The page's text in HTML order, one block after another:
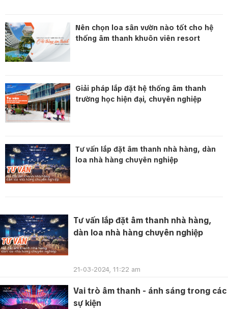
Nên chọn loa sân vườn nào tốt cho hệ
thống âm thanh khuôn viên resort
Giải pháp lắp đặt hệ thống âm thanh
trường học hiện đại, chuyên nghiệp
Tư vấn lắp đặt âm thanh nhà hàng, dàn
loa nhà hàng chuyên nghiệp
Tư vấn lắp đặt âm thanh nhà hàng,
dàn loa nhà hàng chuyên nghiệp
21-03-2024, 11:22 am
Vai trò âm thanh - ánh sáng trong các
sự kiện